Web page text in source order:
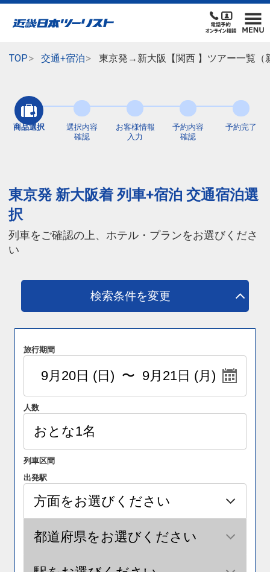
TOP 交通+宿泊 東京発→新大阪【関西 】ツアー一覧（
商品選択
選択内容
確認
お客様情報
入力
予約内容
確認
予約完了
東京発 新大阪着 列車+宿泊 交通宿泊選
択
列車をご確認の上、ホテル・プランをお選びくださ
い
検索条件を変更
旅行期間
人数
列車区間
出発駅